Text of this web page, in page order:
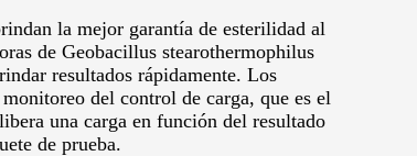
la mejor garantía de esterilidad al
de Geobacillus stearothermophilus
resultados rápidamente. Los
del control de carga, que es el
una carga en función del resultado
de prueba.